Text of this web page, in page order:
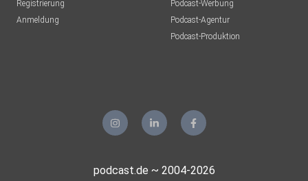
Registrierung
Anmeldung
Podcast-Werbung
Podcast-Agentur
Podcast-Produktion
podcast.de ~ 2004-2026